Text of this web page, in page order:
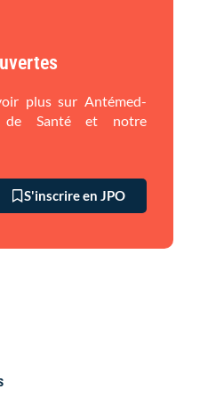
plus sur Antémed-
de Santé et notre
S'inscrire en JPO